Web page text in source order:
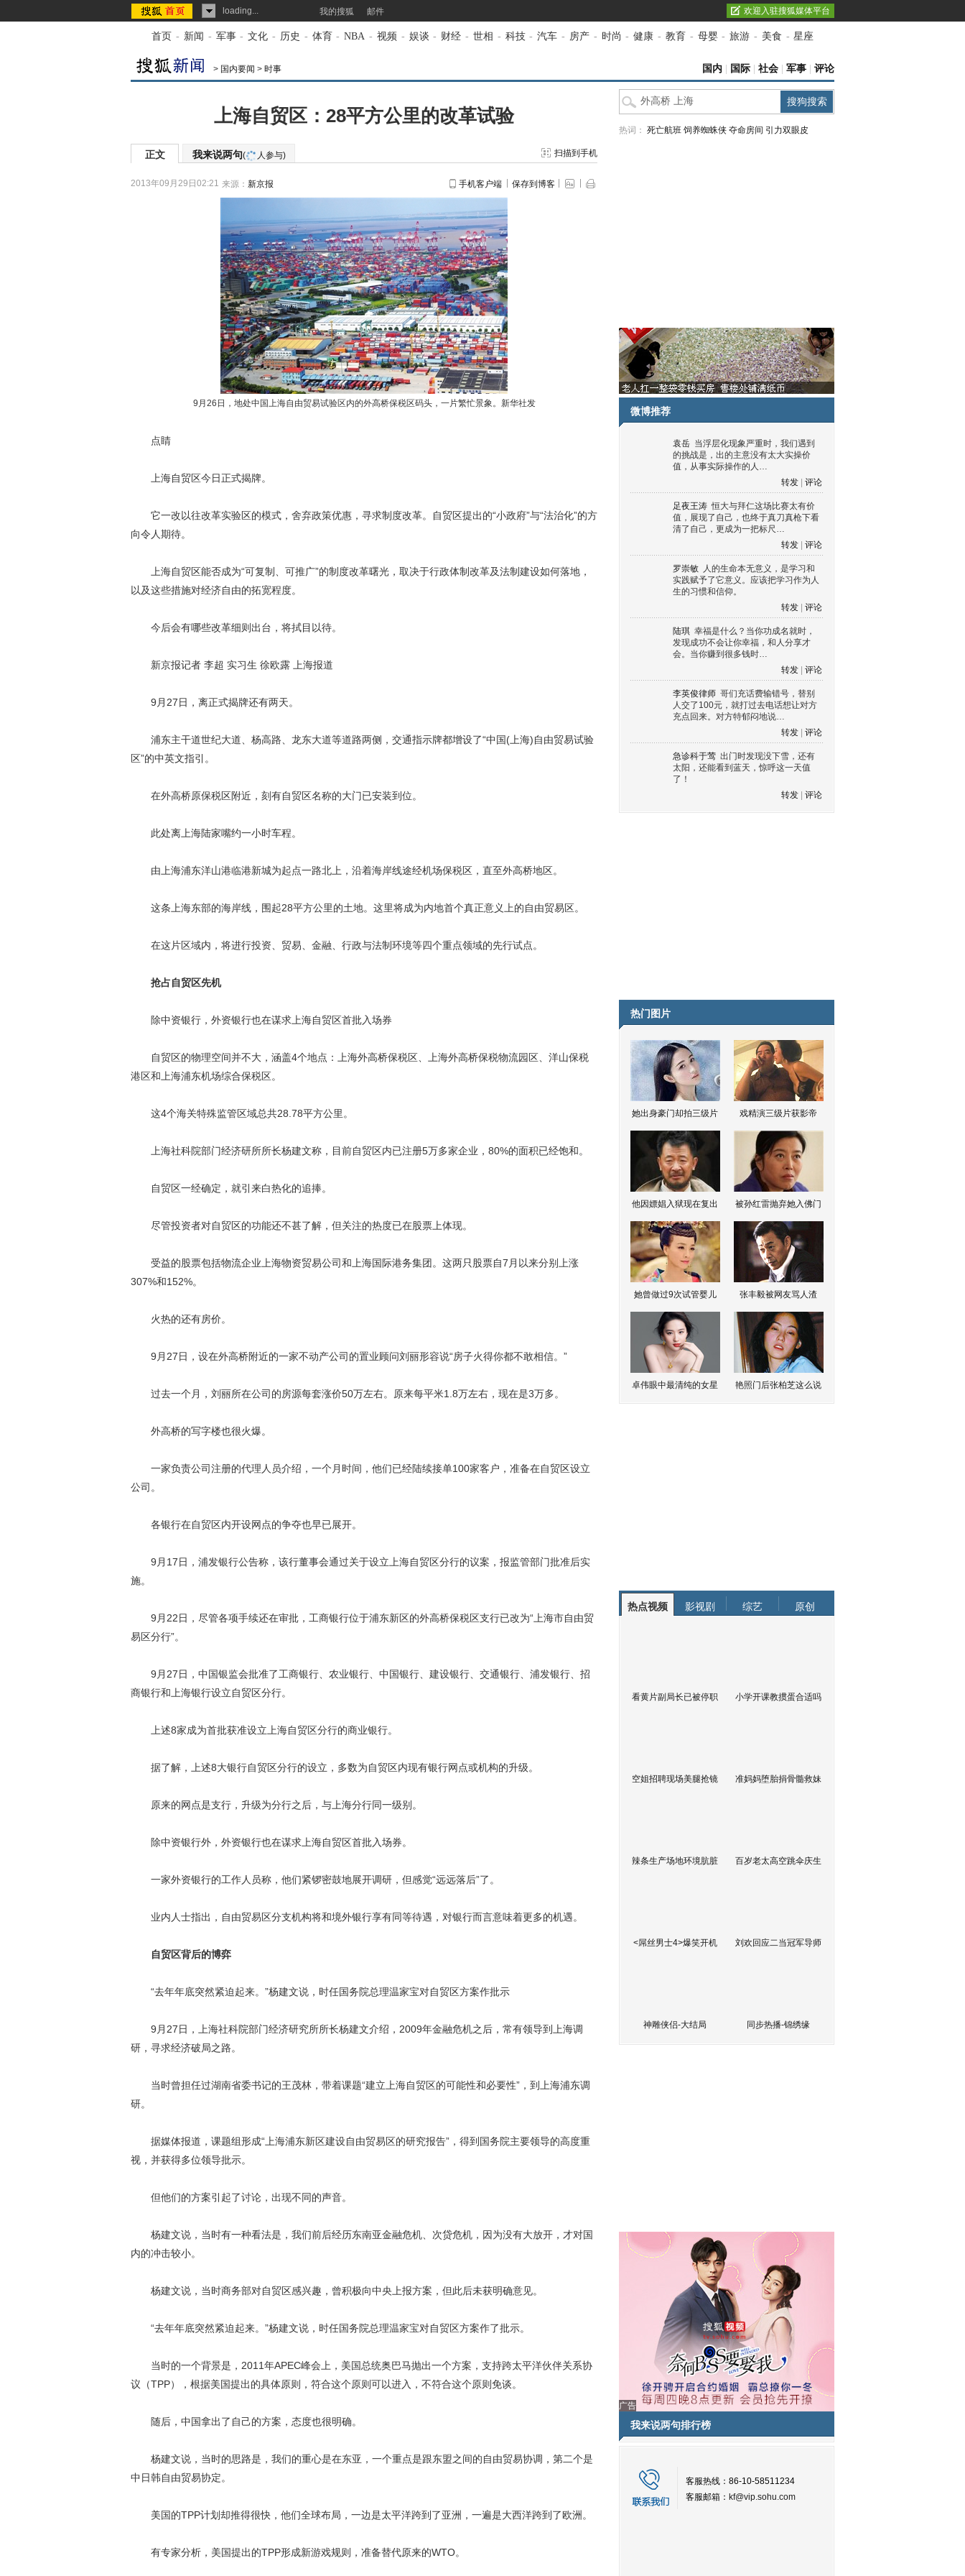
loading... 我的搜狐 邮件 欢迎入驻搜狐媒体平台
首页 - 新闻 - 军事 - 文化 - 历史 - 体育 - NBA - 视频 - 娱谈 - 财经 - 世相 - 科技 - 汽车 - 房产 - 时尚 - 健康 - 教育 - 母婴 - 旅游 - 美食 - 星座
> 国内要闻 > 时事 国内 国际 社会 军事 评论
上海自贸区：28平方公里的改革试验
正文 我来说两句( 人参与) 扫描到手机
2013年09月29日02:21 来源： 新京报 手机客户端 保存到博客
9月26日，地处中国上海自由贸易试验区内的外高桥保税区码头，一片繁忙景象。新华社发
点睛
上海自贸区今日正式揭牌。
它一改以往改革实验区的模式，舍弃政策优惠，寻求制度改革。自贸区提出的“小政府”与“法治化”的方
向令人期待。
上海自贸区能否成为“可复制、可推广”的制度改革曙光，取决于行政体制改革及法制建设如何落地，
以及这些措施对经济自由的拓宽程度。
今后会有哪些改革细则出台，将拭目以待。
新京报记者 李超 实习生 徐欧露 上海报道
9月27日，离正式揭牌还有两天。
浦东主干道世纪大道、杨高路、龙东大道等道路两侧，交通指示牌都增设了“中国(上海)自由贸易试验
区”的中英文指引。
在外高桥原保税区附近，刻有自贸区名称的大门已安装到位。
此处离上海陆家嘴约一小时车程。
由上海浦东洋山港临港新城为起点一路北上，沿着海岸线途经机场保税区，直至外高桥地区。
这条上海东部的海岸线，围起28平方公里的土地。这里将成为内地首个真正意义上的自由贸易区。
在这片区域内，将进行投资、贸易、金融、行政与法制环境等四个重点领域的先行试点。
抢占自贸区先机
除中资银行，外资银行也在谋求上海自贸区首批入场券
自贸区的物理空间并不大，涵盖4个地点：上海外高桥保税区、上海外高桥保税物流园区、洋山保税
港区和上海浦东机场综合保税区。
这4个海关特殊监管区域总共28.78平方公里。
上海社科院部门经济研所所长杨建文称，目前自贸区内已注册5万多家企业，80%的面积已经饱和。
自贸区一经确定，就引来白热化的追捧。
尽管投资者对自贸区的功能还不甚了解，但关注的热度已在股票上体现。
受益的股票包括物流企业上海物资贸易公司和上海国际港务集团。这两只股票自7月以来分别上涨
307%和152%。
火热的还有房价。
9月27日，设在外高桥附近的一家不动产公司的置业顾问刘丽形容说“房子火得你都不敢相信。”
过去一个月，刘丽所在公司的房源每套涨价50万左右。原来每平米1.8万左右，现在是3万多。
外高桥的写字楼也很火爆。
一家负责公司注册的代理人员介绍，一个月时间，他们已经陆续接单100家客户，准备在自贸区设立
公司。
各银行在自贸区内开设网点的争夺也早已展开。
9月17日，浦发银行公告称，该行董事会通过关于设立上海自贸区分行的议案，报监管部门批准后实
施。
9月22日，尽管各项手续还在审批，工商银行位于浦东新区的外高桥保税区支行已改为“上海市自由贸
易区分行”。
9月27日，中国银监会批准了工商银行、农业银行、中国银行、建设银行、交通银行、浦发银行、招
商银行和上海银行设立自贸区分行。
上述8家成为首批获准设立上海自贸区分行的商业银行。
据了解，上述8大银行自贸区分行的设立，多数为自贸区内现有银行网点或机构的升级。
原来的网点是支行，升级为分行之后，与上海分行同一级别。
除中资银行外，外资银行也在谋求上海自贸区首批入场券。
一家外资银行的工作人员称，他们紧锣密鼓地展开调研，但感觉“远远落后”了。
业内人士指出，自由贸易区分支机构将和境外银行享有同等待遇，对银行而言意味着更多的机遇。
自贸区背后的博弈
“去年年底突然紧迫起来。”杨建文说，时任国务院总理温家宝对自贸区方案作批示
9月27日，上海社科院部门经济研究所所长杨建文介绍，2009年金融危机之后，常有领导到上海调
研，寻求经济破局之路。
当时曾担任过湖南省委书记的王茂林，带着课题“建立上海自贸区的可能性和必要性”，到上海浦东调
研。
据媒体报道，课题组形成“上海浦东新区建设自由贸易区的研究报告”，得到国务院主要领导的高度重
视，并获得多位领导批示。
但他们的方案引起了讨论，出现不同的声音。
杨建文说，当时有一种看法是，我们前后经历东南亚金融危机、次贷危机，因为没有大放开，才对国
内的冲击较小。
杨建文说，当时商务部对自贸区感兴趣，曾积极向中央上报方案，但此后未获明确意见。
“去年年底突然紧迫起来。”杨建文说，时任国务院总理温家宝对自贸区方案作了批示。
当时的一个背景是，2011年APEC峰会上，美国总统奥巴马抛出一个方案，支持跨太平洋伙伴关系协
议（TPP），根据美国提出的具体原则，符合这个原则可以进入，不符合这个原则免谈。
随后，中国拿出了自己的方案，态度也很明确。
杨建文说，当时的思路是，我们的重心是在东亚，一个重点是跟东盟之间的自由贸易协调，第二个是
中日韩自由贸易协定。
美国的TPP计划却推得很快，他们全球布局，一边是太平洋跨到了亚洲，一遍是大西洋跨到了欧洲。
有专家分析，美国提出的TPP形成新游戏规则，准备替代原来的WTO。
热词： 死亡航班 饲养蜘蛛侠 夺命房间 引力双眼皮
微博推荐
袁岳 当浮层化现象严重时，我们遇到
的挑战是，出的主意没有太大实操价
值，从事实际操作的人…
转发
评论
足夜王涛 恒大与拜仁这场比赛太有价
值，展现了自己，也终于真刀真枪下看
清了自己，更成为一把标尺…
转发
评论
罗崇敏 人的生命本无意义，是学习和
实践赋予了它意义。应该把学习作为人
生的习惯和信仰。
转发
评论
陆琪 幸福是什么？当你功成名就时，
发现成功不会让你幸福，和人分享才
会。当你赚到很多钱时…
转发
评论
李英俊律师 哥们充话费输错号，替别
人交了100元，就打过去电话想让对方
充点回来。对方特郁闷地说…
转发
评论
急诊科于莺 出门时发现没下雪，还有
太阳，还能看到蓝天，惊呼这一天值
了！
转发
评论
热门图片
她出身豪门却拍三级片 戏精演三级片获影帝
他因嫖娼入狱现在复出 被孙红雷抛弃她入佛门
她曾做过9次试管婴儿 张丰毅被网友骂人渣
卓伟眼中最清纯的女星 艳照门后张柏芝这么说
热点视频 影视剧 综艺 原创
看黄片副局长已被停职 小学开课教掼蛋合适吗
空姐招聘现场美腿抢镜 准妈妈堕胎捐骨髓救妹
辣条生产场地环境肮脏 百岁老太高空跳伞庆生
<屌丝男士4>爆笑开机 刘欢回应二当冠军导师
神雕侠侣-大结局 同步热播-锦绣缘
广告
我来说两句排行榜
客服热线：86-10-58511234
客服邮箱： kf@vip.sohu.com